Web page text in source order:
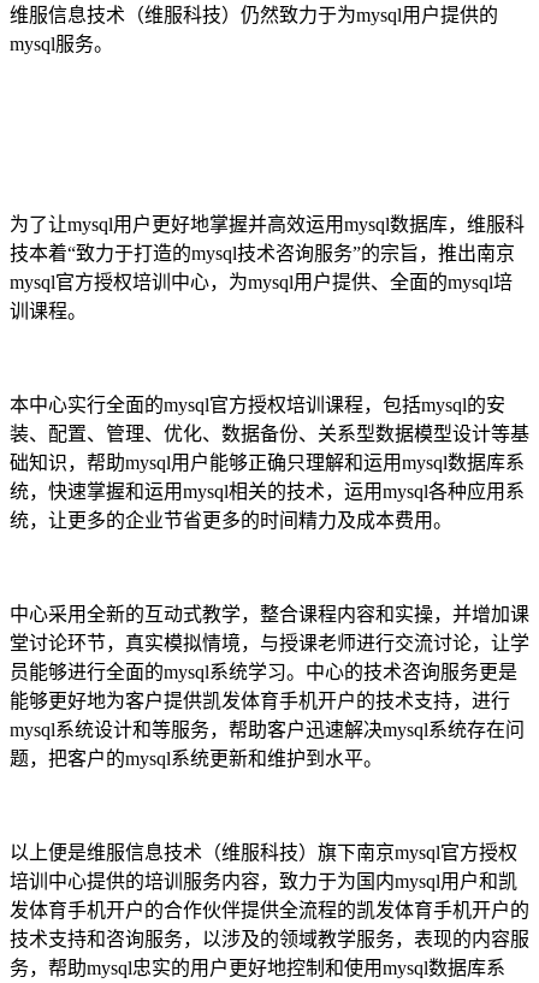
维服信息技术（维服科技）仍然致力于为mysql用户提供的
mysql服务。
为了让mysql用户更好地掌握并高效运用mysql数据库，维服科
技本着“致力于打造的mysql技术咨询服务”的宗旨，推出南京
mysql官方授权培训中心，为mysql用户提供、全面的mysql培
训课程。
本中心实行全面的mysql官方授权培训课程，包括mysql的安
装、配置、管理、优化、数据备份、关系型数据模型设计等基
础知识，帮助mysql用户能够正确只理解和运用mysql数据库系
统，快速掌握和运用mysql相关的技术，运用mysql各种应用系
统，让更多的企业节省更多的时间精力及成本费用。
中心采用全新的互动式教学，整合课程内容和实操，并增加课
堂讨论环节，真实模拟情境，与授课老师进行交流讨论，让学
员能够进行全面的mysql系统学习。中心的技术咨询服务更是
能够更好地为客户提供凯发体育手机开户的技术支持，进行
mysql系统设计和等服务，帮助客户迅速解决mysql系统存在问
题，把客户的mysql系统更新和维护到水平。
以上便是维服信息技术（维服科技）旗下南京mysql官方授权
培训中心提供的培训服务内容，致力于为国内mysql用户和凯
发体育手机开户的合作伙伴提供全流程的凯发体育手机开户的
技术支持和咨询服务，以涉及的领域教学服务，表现的内容服
务，帮助mysql忠实的用户更好地控制和使用mysql数据库系